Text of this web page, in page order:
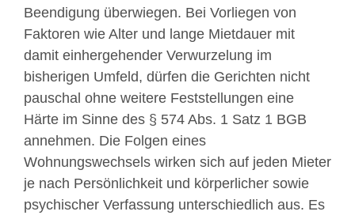
Beendigung überwiegen. Bei Vorliegen von
Faktoren wie Alter und lange Mietdauer mit
damit einhergehender Verwurzelung im
bisherigen Umfeld, dürfen die Gerichten nicht
pauschal ohne weitere Feststellungen eine
Härte im Sinne des § 574 Abs. 1 Satz 1 BGB
annehmen. Die Folgen eines
Wohnungswechsels wirken sich auf jeden Mieter
je nach Persönlichkeit und körperlicher sowie
psychischer Verfassung unterschiedlich aus. Es